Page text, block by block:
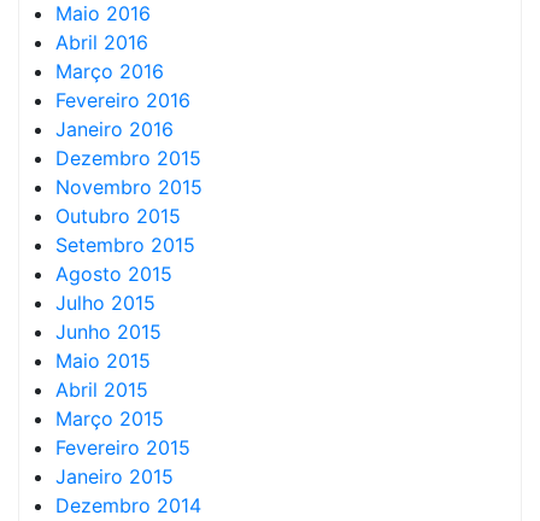
Maio 2016
Abril 2016
Março 2016
Fevereiro 2016
Janeiro 2016
Dezembro 2015
Novembro 2015
Outubro 2015
Setembro 2015
Agosto 2015
Julho 2015
Junho 2015
Maio 2015
Abril 2015
Março 2015
Fevereiro 2015
Janeiro 2015
Dezembro 2014